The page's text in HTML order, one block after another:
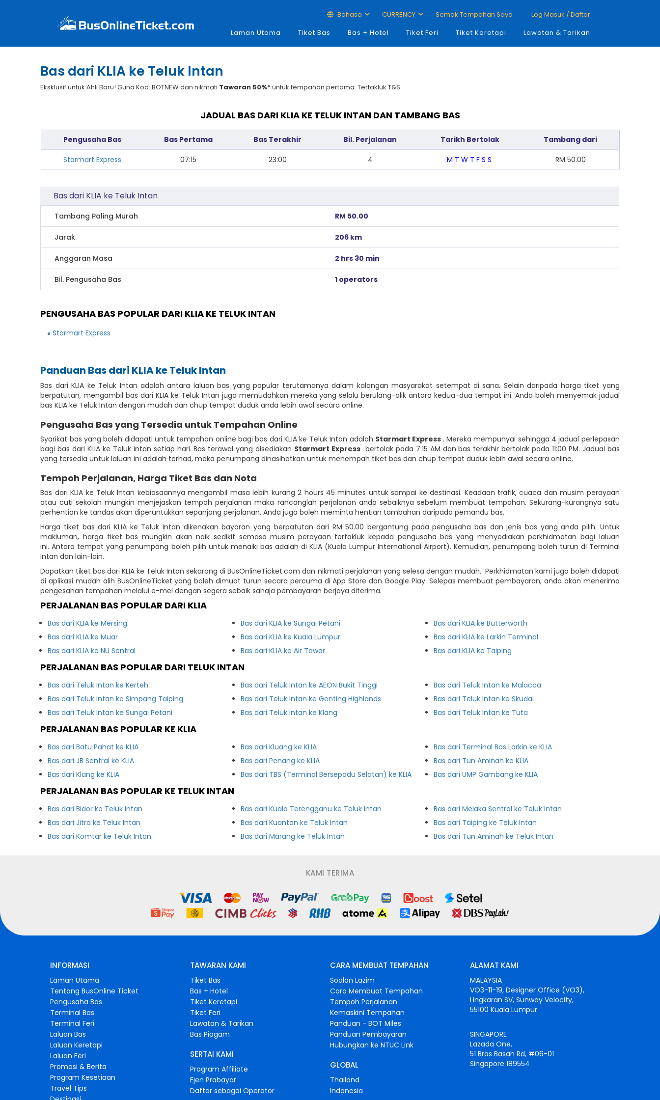
Bahasa CURRENCY Semak Tempahan Saya
Log Masuk / Daftar
Laman Utama
Tiket Bas Bas + Hotel Tiket Feri Tiket Keretapi Lawatan & Tarikan
Bas dari KLIA ke Teluk Intan
Eksklusif untuk Ahli Baru! Guna Kod: BOTNEW dan nikmati Tawaran 50%* untuk tempahan pertama. Tertakluk T&S.
JADUAL BAS DARI KLIA KE TELUK INTAN DAN TAMBANG BAS
Pengusaha Bas Bas Pertama Bas Terakhir Bil. Perjalanan Tarikh Bertolak Tambang dari
Starmart Express 07:15 23:00 4 M T W T F S S RM 50.00
Bas dari KLIA ke Teluk Intan
Tambang Paling Murah RM 50.00
Jarak 206 km
Anggaran Masa 2 hrs 30 min
Bil. Pengusaha Bas 1 operators
PENGUSAHA BAS POPULAR DARI KLIA KE TELUK INTAN
Starmart Express
Panduan Bas dari KLIA ke Teluk Intan
Bas dari KLIA ke Teluk Intan adalah antara laluan bas yang popular terutamanya dalam kalangan masyarakat setempat di sana. Selain daripada harga tiket yang
berpatutan, mengambil bas dari KLIA ke Teluk Intan juga memudahkan mereka yang selalu berulang-alik antara kedua-dua tempat ini. Anda boleh menyemak jadual
bas KLIA ke Teluk Intan dengan mudah dan chup tempat duduk anda lebih awal secara online.
Pengusaha Bas yang Tersedia untuk Tempahan Online
Syarikat bas yang boleh didapati untuk tempahan online bagi bas dari KLIA ke Teluk Intan adalah Starmart Express . Mereka mempunyai sehingga 4 jadual perlepasan
bagi bas dari KLIA ke Teluk Intan setiap hari. Bas terawal yang disediakan Starmart Express bertolak pada 7:15 AM dan bas terakhir bertolak pada 11:00 PM. Jadual bas
yang tersedia untuk laluan ini adalah terhad, maka penumpang dinasihatkan untuk menempah tiket bas dan chup tempat duduk lebih awal secara online.
Tempoh Perjalanan, Harga Tiket Bas dan Nota
Bas dari KLIA ke Teluk Intan kebiasaannya mengambil masa lebih kurang 2 hours 45 minutes untuk sampai ke destinasi. Keadaan trafik, cuaca dan musim perayaan
atau cuti sekolah mungkin menjejaskan tempoh perjalanan maka rancanglah perjalanan anda sebaiknya sebelum membuat tempahan. Sekurang-kurangnya satu
perhentian ke tandas akan diperuntukkan sepanjang perjalanan. Anda juga boleh meminta hentian tambahan daripada pemandu bas.
Harga tiket bas dari KLIA ke Teluk Intan dikenakan bayaran yang berpatutan dari RM 50.00 bergantung pada pengusaha bas dan jenis bas yang anda pilih. Untuk
makluman, harga tiket bas mungkin akan naik sedikit semasa musim perayaan tertakluk kepada pengusaha bas yang menyediakan perkhidmatan bagi laluan
ini. Antara tempat yang penumpang boleh pilih untuk menaiki bas adalah di KLIA (Kuala Lumpur International Airport). Kemudian, penumpang boleh turun di Terminal
Intan dan lain-lain.
Dapatkan tiket bas dari KLIA ke Teluk Intan sekarang di BusOnlineTicket.com dan nikmati perjalanan yang selesa dengan mudah. Perkhidmatan kami juga boleh didapati
di aplikasi mudah alih BusOnlineTicket yang boleh dimuat turun secara percuma di App Store dan Google Play. Selepas membuat pembayaran, anda akan menerima
pengesahan tempahan melalui e-mel dengan segera sebaik sahaja pembayaran berjaya diterima.
PERJALANAN BAS POPULAR DARI KLIA
Bas dari KLIA ke Mersing
Bas dari KLIA ke Muar
Bas dari KLIA ke NU Sentral
Bas dari KLIA ke Sungai Petani
Bas dari KLIA ke Kuala Lumpur
Bas dari KLIA ke Air Tawar
Bas dari KLIA ke Butterworth
Bas dari KLIA ke Larkin Terminal
Bas dari KLIA ke Taiping
PERJALANAN BAS POPULAR DARI TELUK INTAN
Bas dari Teluk Intan ke Kerteh
Bas dari Teluk Intan ke Simpang Taiping
Bas dari Teluk Intan ke Sungai Petani
Bas dari Teluk Intan ke AEON Bukit Tinggi
Bas dari Teluk Intan ke Genting Highlands
Bas dari Teluk Intan ke Klang
Bas dari Teluk Intan ke Malacca
Bas dari Teluk Intan ke Skudai
Bas dari Teluk Intan ke Tuta
PERJALANAN BAS POPULAR KE KLIA
Bas dari Batu Pahat ke KLIA
Bas dari JB Sentral ke KLIA
Bas dari Klang ke KLIA
Bas dari Kluang ke KLIA
Bas dari Penang ke KLIA
Bas dari TBS (Terminal Bersepadu Selatan) ke KLIA
Bas dari Terminal Bas Larkin ke KLIA
Bas dari Tun Aminah ke KLIA
Bas dari UMP Gambang ke KLIA
PERJALANAN BAS POPULAR KE TELUK INTAN
Bas dari Bidor ke Teluk Intan
Bas dari Jitra ke Teluk Intan
Bas dari Komtar ke Teluk Intan
Bas dari Kuala Terengganu ke Teluk Intan
Bas dari Kuantan ke Teluk Intan
Bas dari Marang ke Teluk Intan
Bas dari Melaka Sentral ke Teluk Intan
Bas dari Taiping ke Teluk Intan
Bas dari Tun Aminah ke Teluk Intan
KAMI TERIMA
INFORMASI
Laman Utama
Tentang BusOnline Ticket
Pengusaha Bas
Terminal Bas
Terminal Feri
Laluan Bas
Laluan Keretapi
Laluan Feri
Promosi & Berita
Program Kesetiaan
Travel Tips
TAWARAN KAMI
Tiket Bas
Bas + Hotel
Tiket Keretapi
Tiket Feri
Lawatan & Tarikan
Bas Piagam
SERTAI KAMI
Program Affiliate
Ejen Prabayar
Daftar sebagai Operator
CARA MEMBUAT TEMPAHAN
Soalan Lazim
Cara Membuat Tempahan
Tempoh Perjalanan
Kemaskini Tempahan
Panduan - BOT Miles
Panduan Pembayaran
Hubungkan ke NTUC Link
GLOBAL
Thailand
Indonesia
ALAMAT KAMI
MALAYSIA
VO3-11-19, Designer Office (VO3),
Lingkaran SV, Sunway Velocity,
55100 Kuala Lumpur
SINGAPORE
Lazada One,
51 Bras Basah Rd, #06-01
Singapore 189554